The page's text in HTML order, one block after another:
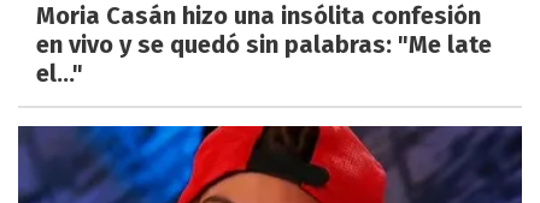
Moria Casán hizo una insólita confesión
en vivo y se quedó sin palabras: "Me late
el..."